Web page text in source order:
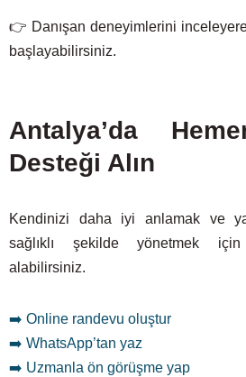
👉 Danışan deneyimlerini
başlayabilirsiniz.
Antalya’da
Desteği Alın
Kendinizi daha iyi anlamak ve
sağlıklı şekilde yönetmek
alabilirsiniz.
➡️ Online randevu oluştur
➡️ WhatsApp’tan yaz
➡️ Uzmanla ön görüşme yap